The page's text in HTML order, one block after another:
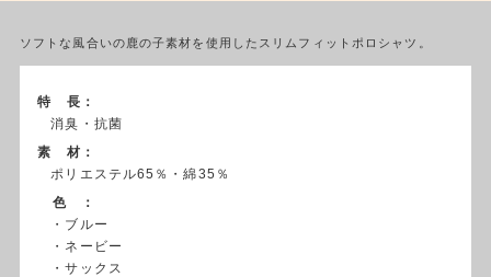
ソフトな風合いの鹿の子素材を使用したスリムフィットポロシャツ。
特 長：
消臭・抗菌
素 材：
ポリエステル65％・綿35％
色 ：
・ブルー
・ネービー
・サックス